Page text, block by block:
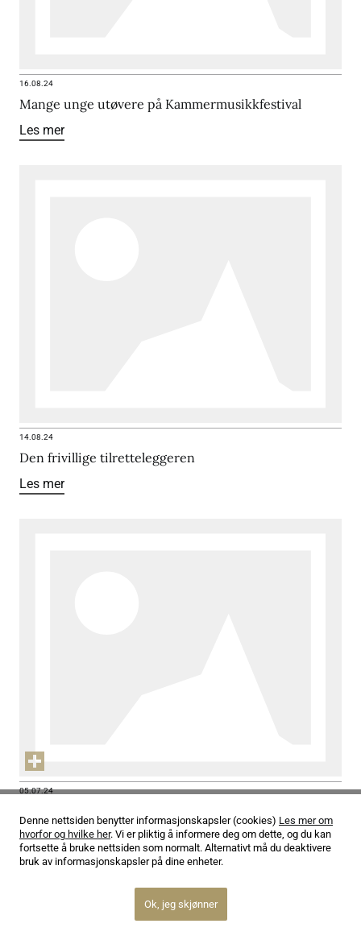
16.08.24
Mange unge utøvere på Kammermusikkfestival
Les mer
14.08.24
Den frivillige tilretteleggeren
Les mer
05.07.24
Les mer
Denne nettsiden benytter informasjonskapsler (cookies) Les mer om
hvorfor og hvilke her. Vi er pliktig å informere deg om dette, og du kan
fortsette å bruke nettsiden som normalt. Alternativt må du deaktivere
bruk av informasjonskapsler på dine enheter.
Ok, jeg skjønner